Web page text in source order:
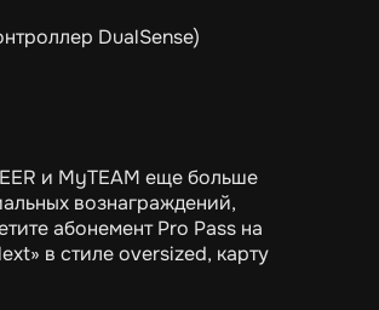
DualSense)
и MyTEAM еще больше
вознаграждений,
абонемент Pro Pass на
в стиле oversized, карту